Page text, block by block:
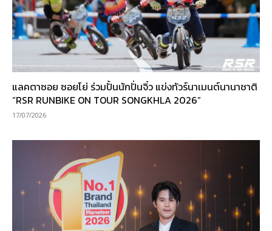
แลคตาซอย ซอยโย่ ร่วมปั้นนักปั่นจิ๋ว แข่งทัวร์นาเมนต์นานาชาติ
“RSR RUNBIKE ON TOUR SONGKHLA 2026”
17/07/2026